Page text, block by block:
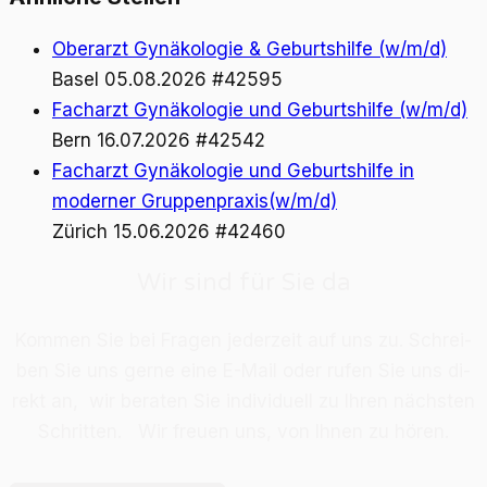
Oberarzt Gynäkologie & Geburtshilfe (w/m/d)
Basel 05.08.2026 #42595
Facharzt Gynäkologie und Geburtshilfe (w/m/d)
Bern 16.07.2026 #42542
Facharzt Gynäkologie und Geburtshilfe in
moderner Gruppenpraxis(w/m/d)
Zürich 15.06.2026 #42460